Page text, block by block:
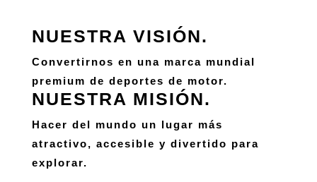
NUESTRA VISIÓN.
Convertirnos en una marca mundial
premium de deportes de motor.
NUESTRA MISIÓN.
Hacer del mundo un lugar más
atractivo, accesible y divertido para
explorar.